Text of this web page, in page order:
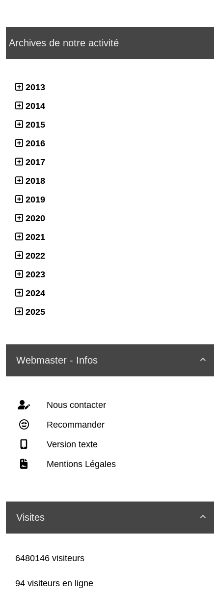
Archives de notre activité
2013
2014
2015
2016
2017
2018
2019
2020
2021
2022
2023
2024
2025

Webmaster - Infos
Nous contacter
Recommander
Version texte
Mentions Légales

Visites
6480146 visiteurs
94 visiteurs en ligne